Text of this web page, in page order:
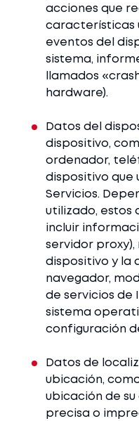
acciones que
características
eventos del
sistema,
llamados
hardware).
Datos del
dispositivo,
ordenador,
dispositivo que
Servicios.
utilizado, estos
incluir
servidor
dispositivo y la
navegador,
de servicios
sistema
configuración
Datos de
ubicación,
ubicación de
precisa o